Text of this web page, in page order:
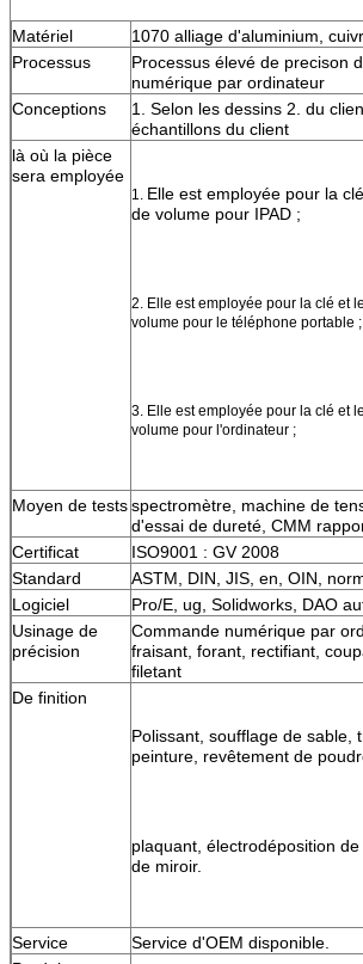
Matériel
1070 alliage d'aluminium,
Processus
Processus élevé de precison
numérique par ordinateur
Conceptions
1. Selon les dessins 2. du
échantillons du client
là où la pièce
sera employée
1. Elle est employée pour la
de volume pour IPAD ;
2. Elle est employée pour la clé et
volume pour le téléphone portable ;
3. Elle est employée pour la clé et
volume pour l'ordinateur ;
Moyen de testsspectromètre, machine de
d'essai de dureté, CMM
Certificat
ISO9001 : GV 2008
Standard
ASTM, DIN, JIS, en, OIN,
Logiciel
Pro/E, ug, Solidworks, DAO
Usinage de
précision
Commande numérique par
fraisant, forant, rectifiant,
filetant
De finition
Polissant, soufflage de sable,
peinture, revêtement de
plaquant, électrodéposition
de miroir.
Service
Service d'OEM disponible.